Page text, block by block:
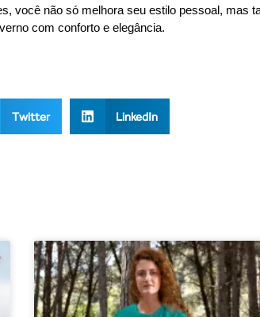
você não só melhora seu estilo pessoal, mas
com conforto e elegância.
Twitter LinkedIn